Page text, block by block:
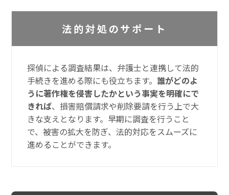
法的対処のサポート
探偵による調査結果は、弁護士と連携して法的
手続きを進める際にも役立ちます。 誰がどのよ
うに著作権を侵害したかという事実を明確にで
きれば、損害賠償請求や削除要請を行う上で大
きな支えとなります。早期に調査を行うこと
で、被害の拡大を防ぎ、法的対応をスムーズに
進めることができます。